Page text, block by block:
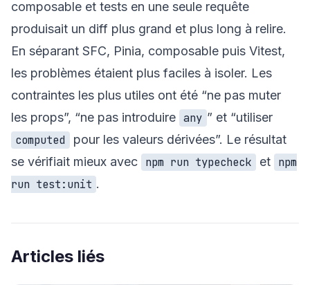
composable et tests en une seule requête
produisait un diff plus grand et plus long à relire.
En séparant SFC, Pinia, composable puis Vitest,
les problèmes étaient plus faciles à isoler. Les
contraintes les plus utiles ont été “ne pas muter
les props”, “ne pas introduire any ” et “utiliser
computed
pour les valeurs dérivées”. Le résultat
se vérifiait mieux avec npm run typecheck et npm
run test:unit .
Articles liés